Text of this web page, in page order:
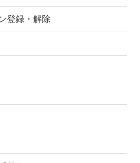
登録・解除